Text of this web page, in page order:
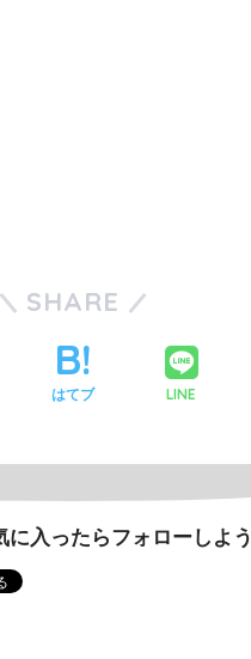
SHARE
はてブ LINE
に入ったらフォローしよう